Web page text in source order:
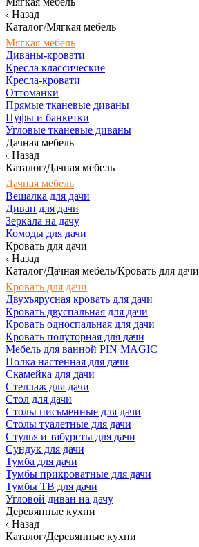
Назад
Каталог/Мягкая мебель
Мягкая мебель
Диваны-кровати
Кресла классические
Кресла-кровати
Оттоманки
Прямые тканевые диваны
Пуфы и банкетки
Угловые тканевые диваны
Дачная мебель
Назад
Каталог/Дачная мебель
Дачная мебель
Вешалка для дачи
Диван для дачи
Зеркала на дачу
Комоды для дачи
Кровать для дачи
Назад
Каталог/Дачная мебель/Кровать для дачи
Кровать для дачи
Двухъярусная кровать для дачи
Кровать двуспальная для дачи
Кровать односпальная для дачи
Кровать полуторная для дачи
Мебель для ванной PIN MAGIC
Полка настенная для дачи
Скамейка для дачи
Стеллаж для дачи
Стол для дачи
Столы письменные для дачи
Столы туалетные для дачи
Стулья и табуреты для дачи
Сундук для дачи
Тумба для дачи
Тумбы прикроватные для дачи
Тумбы ТВ для дачи
Угловой диван на дачу
Деревянные кухни
Назад
Каталог/Деревянные кухни